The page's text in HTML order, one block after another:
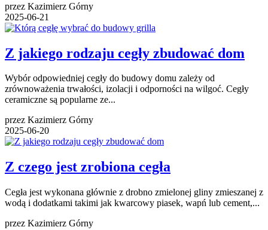
przez Kazimierz Górny
2025-06-21
Z jakiego rodzaju cegły zbudować dom
Wybór odpowiedniej cegły do budowy domu zależy od
zrównoważenia trwałości, izolacji i odporności na wilgoć. Cegły
ceramiczne są popularne ze...
przez Kazimierz Górny
2025-06-20
Z czego jest zrobiona cegła
Cegła jest wykonana głównie z drobno zmielonej gliny zmieszanej z
wodą i dodatkami takimi jak kwarcowy piasek, wapń lub cement,...
przez Kazimierz Górny